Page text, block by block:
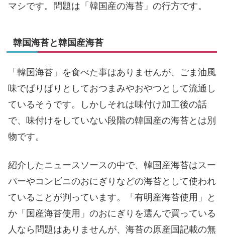
マシです。問題は「韓国産の海苔」の行方です。
韓国海苔と韓国産海苔
「韓国海苔」を食べた事はありませんが、ごま油風
味でぱりぱりとしておつまみやおやつとして流通し
ているそうです。しかしそれは味付け加工後の話
で、味付けをしていない段階の韓国産の海苔とは別
物です。
紹介したニュースソースの中で、韓国産海苔はスー
パーやコンビニのおにぎりなどの海苔として使われ
ていることが判っています。「有明産海苔使用」と
か「国産海苔使用」のおにぎりを選んで買っている
人なら問題はありませんが、海苔の原産国記載の無